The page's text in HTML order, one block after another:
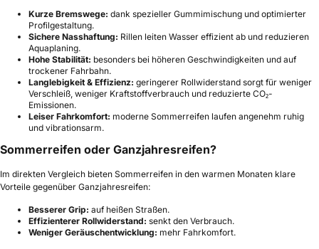
Kurze Bremswege: dank spezieller Gummimischung und optimierter
Profilgestaltung.
Sichere Nasshaftung: Rillen leiten Wasser effizient ab und reduzieren
Aquaplaning.
Hohe Stabilität: besonders bei höheren Geschwindigkeiten und auf
trockener Fahrbahn.
Langlebigkeit & Effizienz: geringerer Rollwiderstand sorgt für weniger
Verschleiß, weniger Kraftstoffverbrauch und reduzierte CO₂-
Emissionen.
Leiser Fahrkomfort: moderne Sommerreifen laufen angenehm ruhig
und vibrationsarm.
Sommerreifen oder Ganzjahresreifen?
Im direkten Vergleich bieten Sommerreifen in den warmen Monaten klare
Vorteile gegenüber Ganzjahresreifen:
Besserer Grip: auf heißen Straßen.
Effizienterer Rollwiderstand: senkt den Verbrauch.
Weniger Geräuschentwicklung: mehr Fahrkomfort.